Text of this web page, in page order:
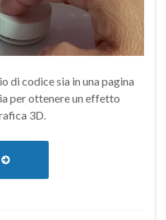
di codice sia in una pagina
per ottenere un effetto
3D.